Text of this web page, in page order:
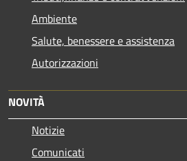
Ambiente
Salute, benessere e assistenza
Autorizzazioni
NOVITÀ
Notizie
Comunicati